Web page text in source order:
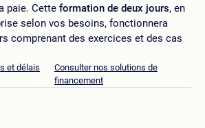
paie. Cette formation de deux jours, en
selon vos besoins, fonctionnera
comprenant des exercices et des cas
et délais
Consulter nos solutions de
financement